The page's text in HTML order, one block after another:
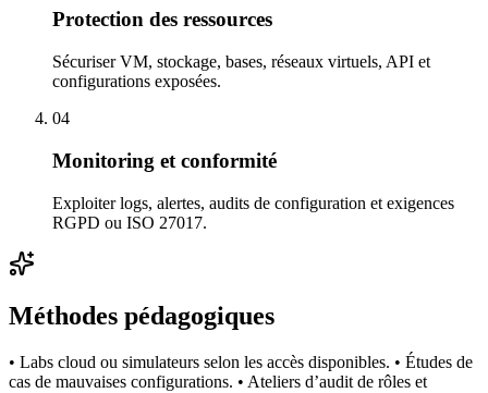
Protection des ressources
Sécuriser VM, stockage, bases, réseaux virtuels, API et
configurations exposées.
04
Monitoring et conformité
Exploiter logs, alertes, audits de configuration et exigences
RGPD ou ISO 27017.
Méthodes pédagogiques
• Labs cloud ou simulateurs selon les accès disponibles. • Études de
cas de mauvaises configurations. • Ateliers d’audit de rôles et